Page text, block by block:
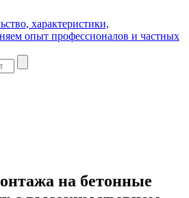
характеристики,
опыт профессионалов и частных
на бетонные